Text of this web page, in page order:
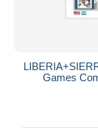
Games